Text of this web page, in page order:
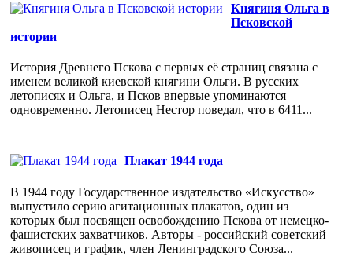
Княгиня Ольга в
Псковской
истории
История Древнего Пскова с первых её страниц связана с
именем великой киевской княгини Ольги. В русских
летописях и Ольга, и Псков впервые упоминаются
одновременно. Летописец Нестор поведал, что в 6411...
Плакат 1944 года
В 1944 году Государственное издательство «Искусство»
выпустило серию агитационных плакатов, один из
которых был посвящен освобождению Пскова от немецко-
фашистских захватчиков. Авторы - российский советский
живописец и график, член Ленинградского Союза...